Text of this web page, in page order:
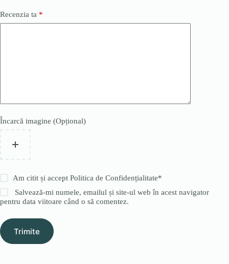
Recenzia ta *
Încarcă imagine (Opțional)
Am citit și acceptPolitica de Confidențialitate*
Salvează-mi numele, emailul și site-ul web în acest navigator
pentru data viitoare când o să comentez.
Trimite